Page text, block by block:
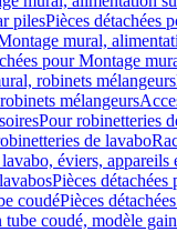
pilesPièces détachées
mural,
pour Montage
robinets mélangeurs
mélangeurs
Pour robinetteries
de lavabo
éviers, appareils
Pièces
coudéPièces
tube coudé, modèle